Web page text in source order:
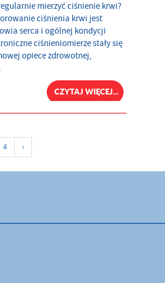
mierzyć ciśnienie krwi?
ciśnienia krwi jest
serca i ogólnej kondycji
ciśnieniomierze stały się
opiece zdrowotnej,
CZYTAJ WIĘCEJ...
4 ›